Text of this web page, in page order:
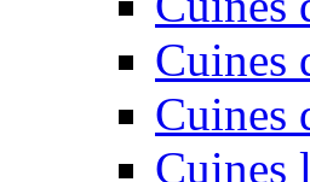
Cuines
Cuines
Cuines